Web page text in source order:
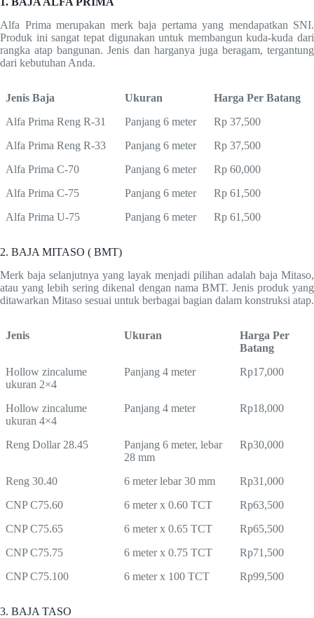
Alfa Prima merupakan merk baja pertama yang mendapatkan SNI.
Produk ini sangat tepat digunakan untuk membangun kuda-kuda dari
rangka atap bangunan. Jenis dan harganya juga beragam, tergantung
dari kebutuhan Anda.
Jenis Baja Ukuran
Harga Per Batang
Alfa Prima Reng R-31
Panjang 6 meter
Rp 37,500
Alfa Prima Reng R-33
Panjang 6 meter
Rp 37,500
Alfa Prima C-70
Panjang 6 meter
Rp 60,000
Alfa Prima C-75
Panjang 6 meter
Rp 61,500
Alfa Prima U-75
Panjang 6 meter Rp 61,500
2. BAJA MITASO ( BMT)
Merk baja selanjutnya yang layak menjadi pilihan adalah baja Mitaso,
atau yang lebih sering dikenal dengan nama BMT. Jenis produk yang
ditawarkan Mitaso sesuai untuk berbagai bagian dalam konstruksi atap.
Jenis Ukuran
Harga Per
Batang
Hollow zincalume
ukuran 2×4
Panjang 4 meter Rp17,000
Hollow zincalume
ukuran 4×4
Panjang 4 meter Rp18,000
Reng Dollar 28.45
Panjang 6 meter, lebar
28 mm
Rp30,000
Reng 30.40 6 meter lebar 30 mm
Rp31,000
CNP C75.60
6 meter x 0.60 TCT
Rp63,500
CNP C75.65
6 meter x 0.65 TCT
Rp65,500
CNP C75.75
6 meter x 0.75 TCT
Rp71,500
CNP C75.100
6 meter x 100 TCT Rp99,500
3. BAJA TASO